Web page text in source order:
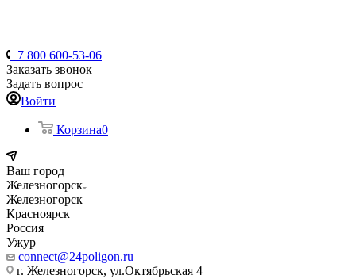
+7 800 600-53-06
Заказать звонок
Задать вопрос
Войти
Корзина0
Ваш город
Железногорск
Железногорск
Красноярск
Россия
Ужур
connect@24poligon.ru
г. Железногорск, ул.Октябрьская 4